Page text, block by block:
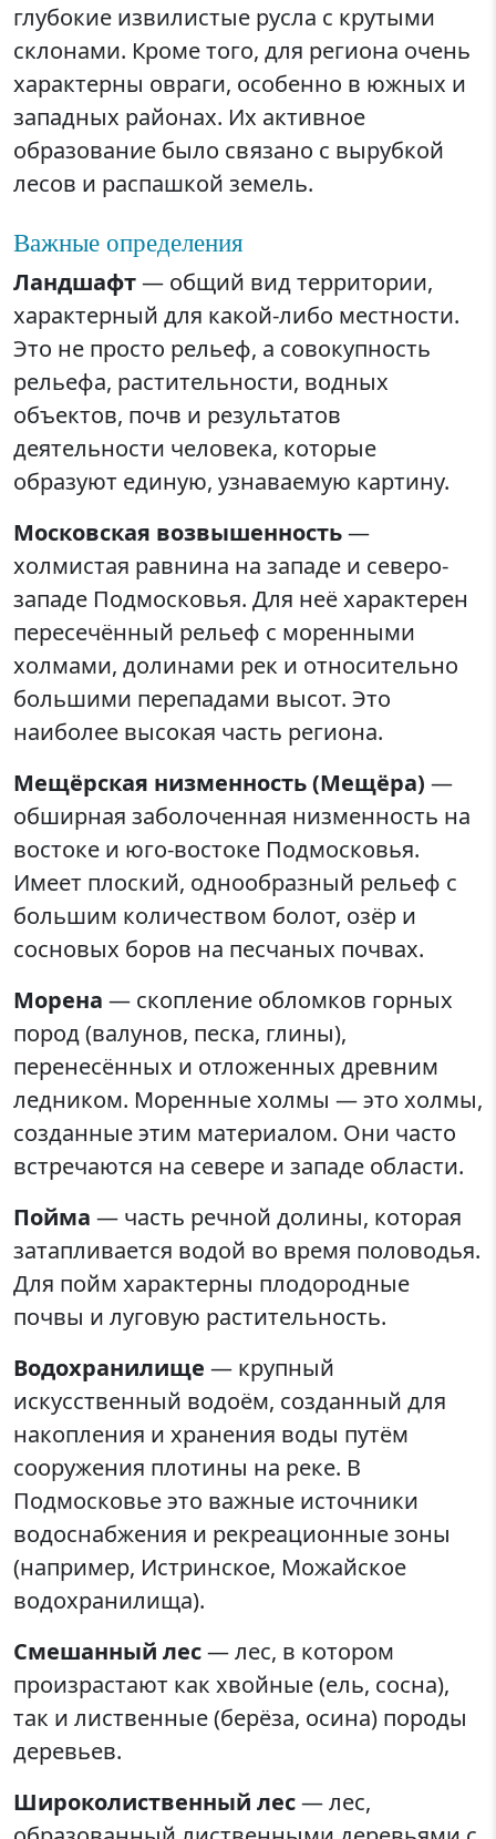
глубокие извилистые русла с крутыми
склонами. Кроме того, для региона очень
характерны овраги, особенно в южных и
западных районах. Их активное
образование было связано с вырубкой
лесов и распашкой земель.
Важные определения
Ландшафт— общий вид территории,
характерный для какой-либо местности.
Это не просто рельеф, а совокупность
рельефа, растительности, водных
объектов, почв и результатов
деятельности человека, которые
образуют единую, узнаваемую картину.
Московская возвышенность—
холмистая равнина на западе и северо-
западе Подмосковья. Для неё характерен
пересечённый рельеф с моренными
холмами, долинами рек и относительно
большими перепадами высот. Это
наиболее высокая часть региона.
Мещёрская низменность (Мещёра) —
обширная заболоченная низменность на
востоке и юго-востоке Подмосковья.
Имеет плоский, однообразный рельеф с
большим количеством болот, озёр и
сосновых боров на песчаных почвах.
Морена — скопление обломков горных
пород (валунов, песка, глины),
перенесённых и отложенных древним
ледником. Моренные холмы — это холмы,
созданные этим материалом. Они часто
встречаются на севере и западе области.
Пойма — часть речной долины, которая
затапливается водой во время половодья.
Для пойм характерны плодородные
почвы и луговую растительность.
Водохранилище — крупный
искусственный водоём, созданный для
накопления и хранения воды путём
сооружения плотины на реке. В
Подмосковье это важные источники
водоснабжения и рекреационные зоны
(например, Истринское, Можайское
водохранилища).
Смешанный лес— лес, в котором
произрастают как хвойные (ель, сосна),
так и лиственные (берёза, осина) породы
деревьев.
Широколиственный лес— лес,